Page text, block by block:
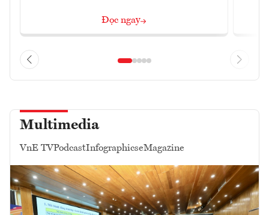
Đọc ngay
Multimedia
VnE TVPodcastInfographicseMagazine